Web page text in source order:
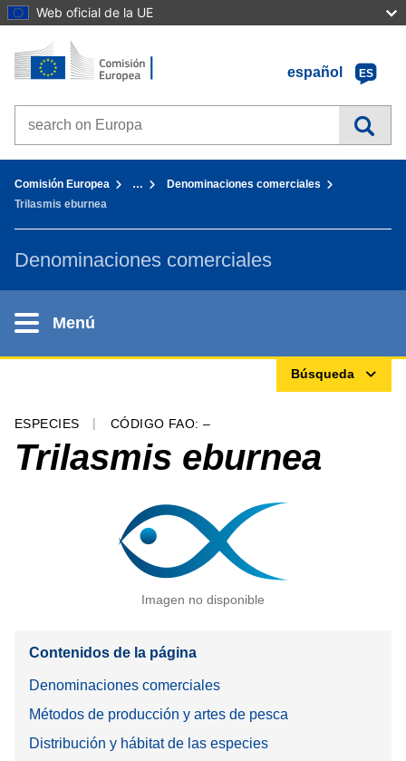
Web oficial de la UE
Ir al contenido
Inicio - Comisión Europea
español
ES
Search on Europa websites
Comisión Europea …
Denominaciones comerciales
Trilasmis eburnea
Denominaciones comerciales
Menú
Búsqueda
ESPECIES CÓDIGO FAO: –
Trilasmis eburnea
Imagen no disponible
Contenidos de la página
Denominaciones comerciales
Métodos de producción y artes de pesca
Distribución y hábitat de las especies